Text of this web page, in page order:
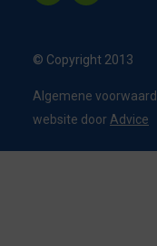
© Copyright 2013
Algemene
website door Advice